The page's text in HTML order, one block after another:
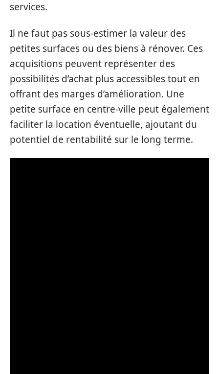
services.
Il ne faut pas sous-estimer la valeur des
petites surfaces ou des biens à rénover. Ces
acquisitions peuvent représenter des
possibilités d’achat plus accessibles tout en
offrant des marges d’amélioration. Une
petite surface en centre-ville peut également
faciliter la location éventuelle, ajoutant du
potentiel de rentabilité sur le long terme.